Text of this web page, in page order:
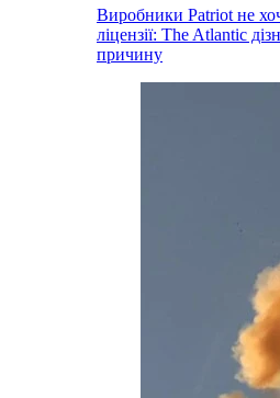
Виробники Patriot не
ліцензії: The Atlantic
причину